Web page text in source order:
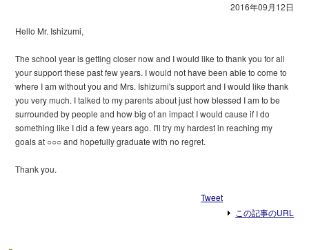
2016年09月12日
Hello Mr. Ishizumi,
The school year is getting closer now and I would like to thank you for all
your support these past few years. I would not have been able to come to
where I am without you and Mrs. Ishizumi's support and I would like thank
you very much. I talked to my parents about just how blessed I am to be
surrounded by people and how big of an impact I would cause if I do
something like I did a few years ago. I'll try my hardest in reaching my
goals at ○○○ and hopefully graduate with no regret.
Thank you.
Tweet
この記事のURL